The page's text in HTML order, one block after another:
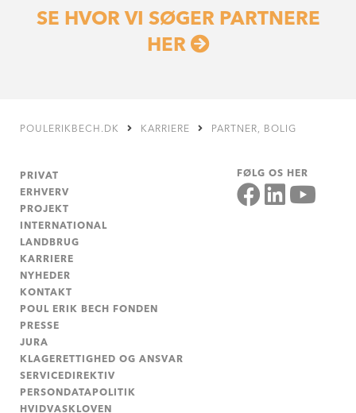
SE HVOR VI SØGER PARTNERE
HER
POULERIKBECH.DK KARRIERE PARTNER, BOLIG
PRIVAT
ERHVERV
PROJEKT
INTERNATIONAL
LANDBRUG
KARRIERE
NYHEDER
KONTAKT
POUL ERIK BECH FONDEN
PRESSE
JURA
KLAGERETTIGHED OG ANSVAR
SERVICEDIREKTIV
PERSONDATAPOLITIK
HVIDVASKLOVEN
FØLG OS HER